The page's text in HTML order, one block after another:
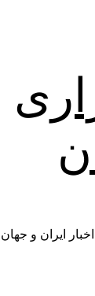
ایران و جهان